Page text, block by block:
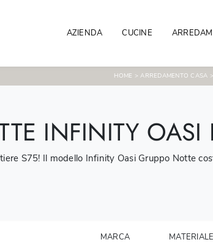
AZIENDA CUCINE
HOME >ARREDAMENTO CASA >
INFINITY OASI
S75! Il modello Infinity Oasi Gruppo Notte
MARCA MATERIALE